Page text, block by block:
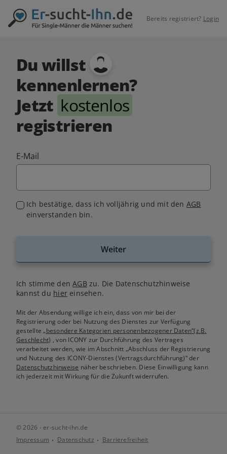
Bereits registriert? Login
Du willst
kennenlernen?
Jetzt kostenlos
registrieren
E-Mail
Ich bestätige, dass ich volljährig und mit den AGB
einverstanden bin.
Weiter
Ich stimme denAGB zu. Die Datenschutzhinweise
kannst du hiereinsehen.
Mit der Absendung willige ich ein, dass von mir bei der
Registrierung oder bei Nutzung des Dienstes zur Verfügung
gestellte„besondere Kategorien personenbezogener Daten“(z.B.
Geschlecht) , von ICONY zur Durchführung des Vertrages
verarbeitet werden, wie im Abschnitt „Abschluss der Registrierung
und Nutzung des ICONY-Dienstes (Vertragsdurchführung)“ der
Datenschutzhinweise näher beschrieben. Diese Einwilligung kann
ich jederzeit mit Wirkung für die Zukunft widerrufen.
© 2026 - er-sucht-ihn.de
Impressum
Datenschutz Barrierefreiheit